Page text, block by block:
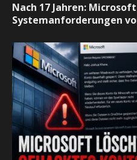
Nach 17 Jahren:
Systemanforderungen